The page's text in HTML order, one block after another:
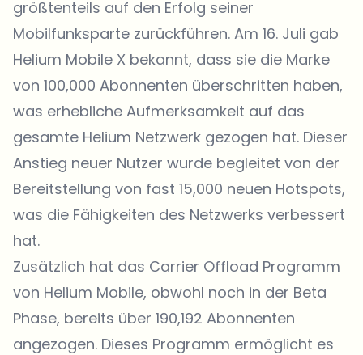
größtenteils auf den Erfolg seiner
Mobilfunksparte zurückführen. Am 16. Juli gab
Helium Mobile X bekannt, dass sie die Marke
von 100,000 Abonnenten überschritten haben,
was erhebliche Aufmerksamkeit auf das
gesamte Helium Netzwerk gezogen hat. Dieser
Anstieg neuer Nutzer wurde begleitet von der
Bereitstellung von fast 15,000 neuen Hotspots,
was die Fähigkeiten des Netzwerks verbessert
hat.
Zusätzlich hat das Carrier Offload Programm
von Helium Mobile, obwohl noch in der Beta
Phase, bereits über 190,192 Abonnenten
angezogen. Dieses Programm ermöglicht es